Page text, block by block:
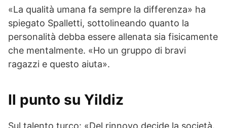
«La qualità umana fa sempre la differenza» ha
spiegato Spalletti, sottolineando quanto la
personalità debba essere allenata sia fisicamente
che mentalmente. «Ho un gruppo di bravi
ragazzi e questo aiuta».
Il punto su Yildiz